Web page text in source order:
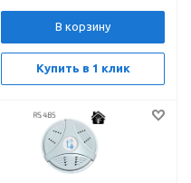
В корзину
Купить в 1 клик